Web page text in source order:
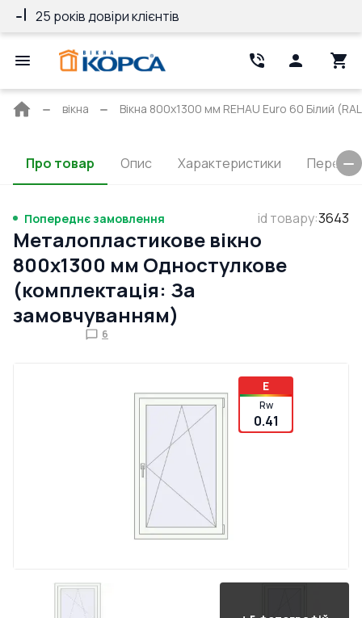
25 років довіри клієнтів
Головна
вікна Вікна 800x1300 мм REHAU Euro 60 Білий
Про товар Опис Характеристики
Попереднє замовлення id товару:3643
Металопластикове вікно
800x1300 мм Одностулкове
(комплектація: За
замовчуванням)
6
E
Rw
0.41